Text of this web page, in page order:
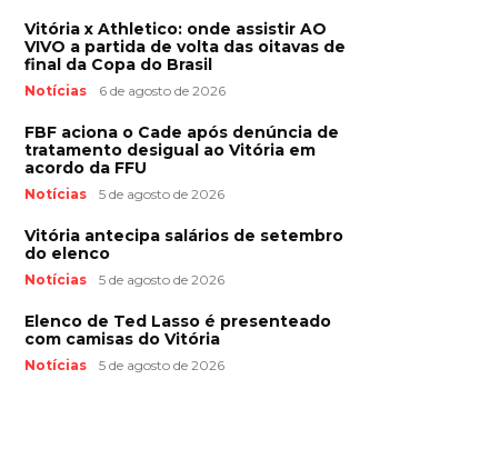
Vitória x Athletico: onde assistir AO
VIVO a partida de volta das oitavas de
final da Copa do Brasil
Notícias 6 de agosto de 2026
FBF aciona o Cade após denúncia de
tratamento desigual ao Vitória em
acordo da FFU
Notícias 5 de agosto de 2026
Vitória antecipa salários de setembro
do elenco
Notícias 5 de agosto de 2026
Elenco de Ted Lasso é presenteado
com camisas do Vitória
Notícias 5 de agosto de 2026